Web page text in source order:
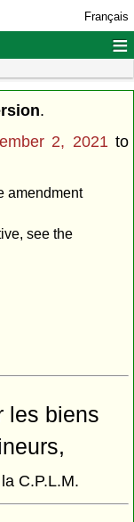
Français
≡
.
2, 2021 to
amendment
see the
les biens
C.P.L.M.